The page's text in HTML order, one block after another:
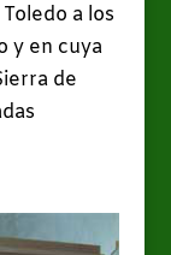
a los
y en cuya
de